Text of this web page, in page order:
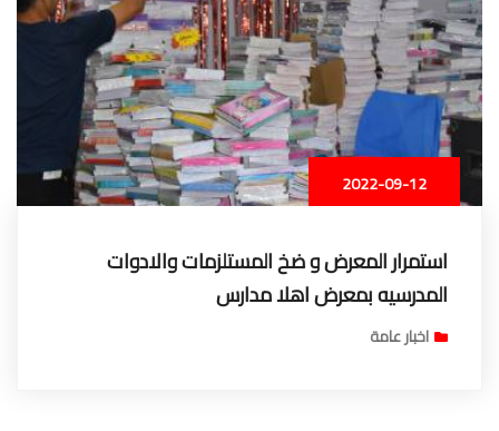
2022-09-12
استمرار المعرض و ضخ المستلزمات والادوات
المدرسيه بمعرض اهلا مدارس
اخبار عامة